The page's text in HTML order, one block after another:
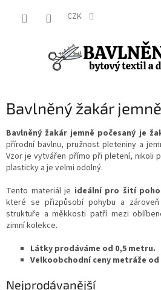
CZK
Bavlněný žakár
Bavlněný žakár jemně počesaný je
přírodní bavlnu, pružnost pleteniny a
Vzor je vytvářen přímo při pletení, nikoli
plasticky a je velmi odolný.
Tento materiál je ideální pro šití
které se přizpůsobí pohybu a
struktuře a měkkosti patří mezi
zimní kolekce.
Látky prodáváme od 0,5 metru.
Velkoobchodní ceny metráže
Nejprodávanější